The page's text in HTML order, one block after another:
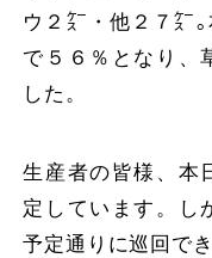
ウ２㌜・他２７㌜
で５６％となり、
した。
生産者の皆様、本
定しています。し
予定通りに巡回で